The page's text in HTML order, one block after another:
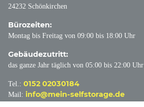
24232 Schönkirchen
Bürozeiten:
Montag bis Freitag von 09:00 bis 18:00 Uhr
Gebäudezutritt:
das ganze Jahr täglich von 05:00 bis 22:00 Uhr
Tel.: 0152 02030184
Mail: info@mein-selfstorage.de